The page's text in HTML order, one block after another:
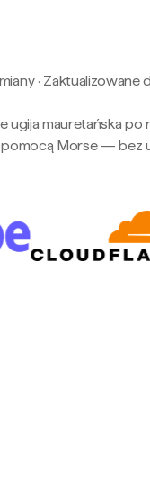
· Zaktualizowane
ugija mauretańska po
pomocą Morse — bez